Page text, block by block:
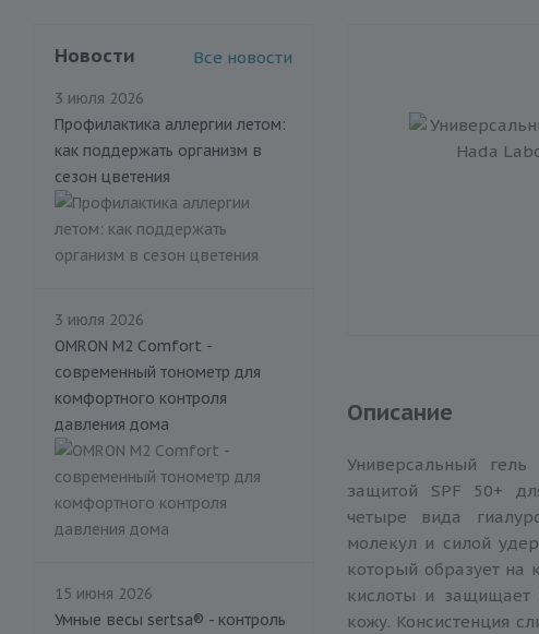
Описание
Универсальный
защитой SPF 50+
четыре вида
молекул и силой
который образует на
кислоты и защищает
кожу. Консистенция
Новости Все новости
3 июля 2026
Профилактика аллергии летом:
как поддержать организм в
сезон цветения
3 июля 2026
OMRON M2 Comfort -
современный тонометр для
комфортного контроля
давления дома
15 июня 2026
Умные весы sertsa® - контроль